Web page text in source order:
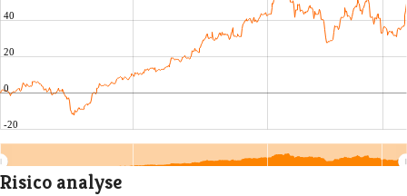
-20
0
20
40
Risico analyse